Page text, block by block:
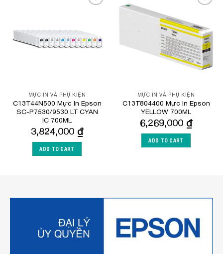
MỰC IN VÀ PHỤ KIỆN
C13T44N500 Mực In Epson
SC-P7530/9530 LT CYAN
IC 700ML
3,824,000 ₫
ADD TO CART
MỰC IN VÀ PHỤ KIỆN
C13T804400 Mực In Epson
YELLOW 700ML
6,269,000 ₫
ADD TO CART